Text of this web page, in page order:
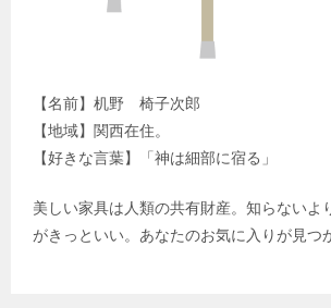
【名前】机野 椅子次郎
【地域】関西在住。
【好きな言葉】「神は細部に宿る」
美しい家具は人類の共有財産。知らないよ
がきっといい。あなたのお気に入りが見つ